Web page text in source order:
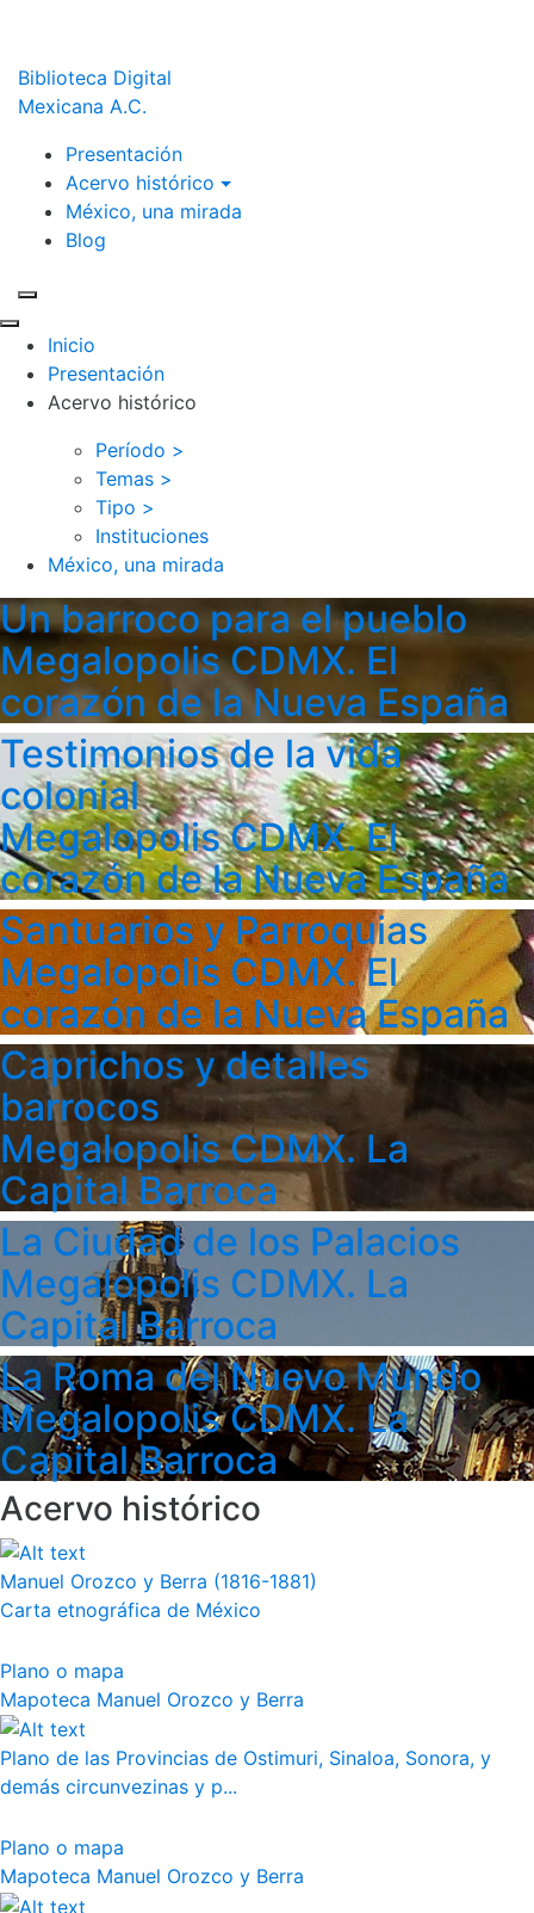
Biblioteca Digital
Mexicana A.C.
Presentación
Acervo histórico
México, una mirada
Blog
Inicio
Presentación
Acervo histórico
Período >
Temas >
Tipo >
Instituciones
México, una mirada
Un barroco para el pueblo
Megalopolis CDMX. El
corazón de la Nueva España
Testimonios de la vida
colonial
Megalopolis CDMX. El
corazón de la Nueva España
Santuarios y Parroquias
Megalopolis CDMX. El
corazón de la Nueva España
Caprichos y detalles
barrocos
Megalopolis CDMX. La
Capital Barroca
La Ciudad de los Palacios
Megalopolis CDMX. La
Capital Barroca
La Roma del Nuevo Mundo
Megalopolis CDMX. La
Capital Barroca
Acervo histórico
Manuel Orozco y Berra (1816-1881)
Carta etnográfica de México
Plano o mapa
Mapoteca Manuel Orozco y Berra
Plano de las Provincias de Ostimuri, Sinaloa, Sonora, y
demás circunvezinas y p...
Plano o mapa
Mapoteca Manuel Orozco y Berra